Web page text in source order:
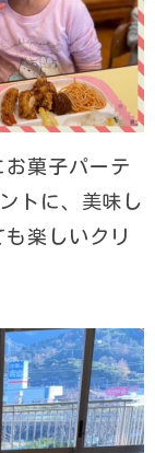
菓子パーテ
トに、美味し
楽しいクリ